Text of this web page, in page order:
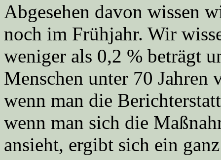
Abgesehen davon wissen
noch im Frühjahr. Wir
weniger als 0,2 % beträgt
Menschen unter 70
wenn man die
wenn man sich die
ansieht, ergibt sich ein